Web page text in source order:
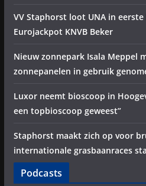
VV Staphorst loot UNA in
Eurojackpot KNVB Beker
Nieuw zonnepark Isala Meppel
zonnepanelen in gebruik
Luxor neemt bioscoop in
een topbioscoop geweest”
Staphorst maakt zich op voor
internationale grasbaanraces
Podcasts